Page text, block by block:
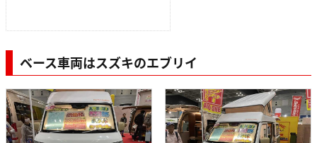
ベース車両はスズキのエブリイ